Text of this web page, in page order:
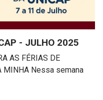
- JULHO 2025
AS FÉRIAS DE